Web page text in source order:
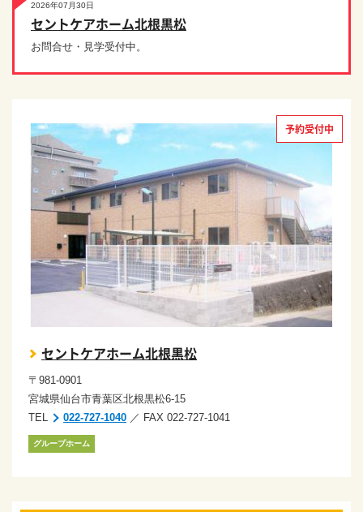
2026年07月30日
セントケアホーム北根黒松
お問合せ・見学受付中。
セントケアホーム北根黒松
〒981-0901
宮城県仙台市青葉区北根黒松6-15
TEL
022-727-1040 ／ FAX 022-727-1041
グループホーム
予約受付中